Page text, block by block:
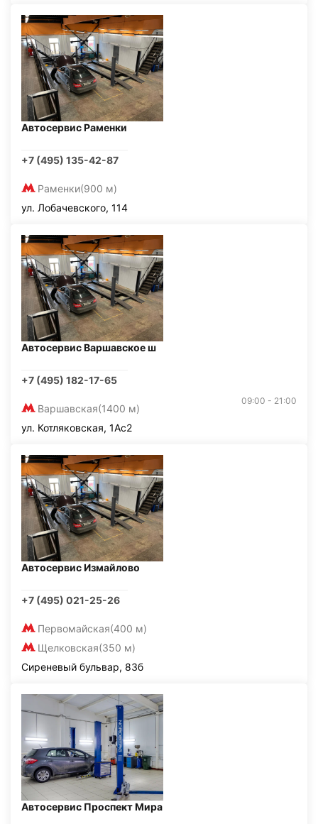
Автосервис Раменки
+7 (495) 135-42-87
Раменки(900 м)
ул. Лобачевского, 114
Автосервис Варшавское ш
+7 (495) 182-17-65
Варшавская(1400 м)
09:00 - 21:00
ул. Котляковская, 1Ас2
Автосервис Измайлово
+7 (495) 021-25-26
Первомайская(400 м)
Щелковская(350 м)
Сиреневый бульвар, 83б
Автосервис Проспект Мира